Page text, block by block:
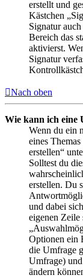
erstellt und
Kästchen
Signatur
Bereich das
aktivierst.
Signatur
Nach oben
Wie kann ich eine
Wenn du ein
eines
erstellen“
Solltest du
erstellen. Du
und dabei
eigenen Zeile
Optionen ein
die Umfrage
Umfrage)
ändern